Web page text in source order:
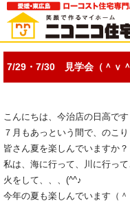
7/29・7/30 見学会（＾ｖ＾
こんにちは、今治店の日高です
７月もあっという間で、のこ
皆さん夏を楽しんでいますか？
私は、海に行って、川に行っ
火をして、、、(^^♪
今年の夏も楽しんでいます（＾